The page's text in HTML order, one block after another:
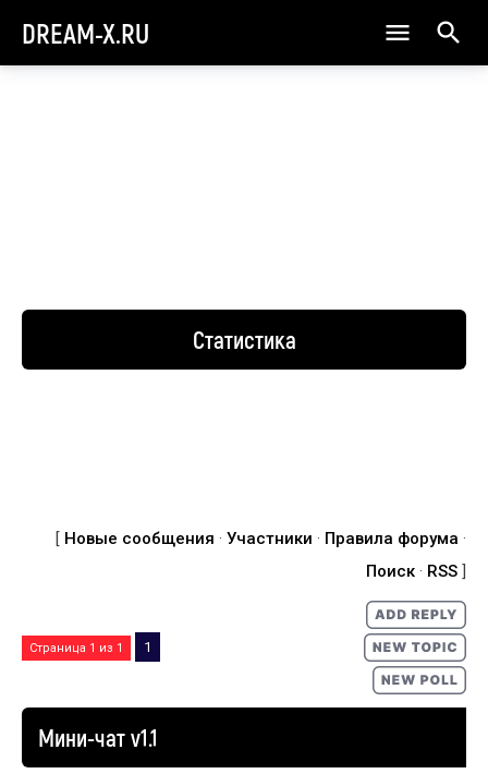
DREAM-X.RU
Статистика
[ Новые сообщения · Участники · Правила форума ·
Поиск · RSS ]
Страница 1 из 1 1
Мини-чат v1.1